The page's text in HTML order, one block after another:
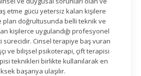
etme gücü yetersiz kalan kişilere
plan doğrultusunda belli teknik ve
kişilerce uygulandığı profesyonel
sürecidir. Cinsel terapiye baş vuran
ve bilişsel psikoterapi, çift terapisi
teknikleri birlikte kullanılarak en
başarıya ulaşılır.